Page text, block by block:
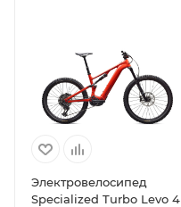
Электровелосипед
Specialized Turbo Levo 4